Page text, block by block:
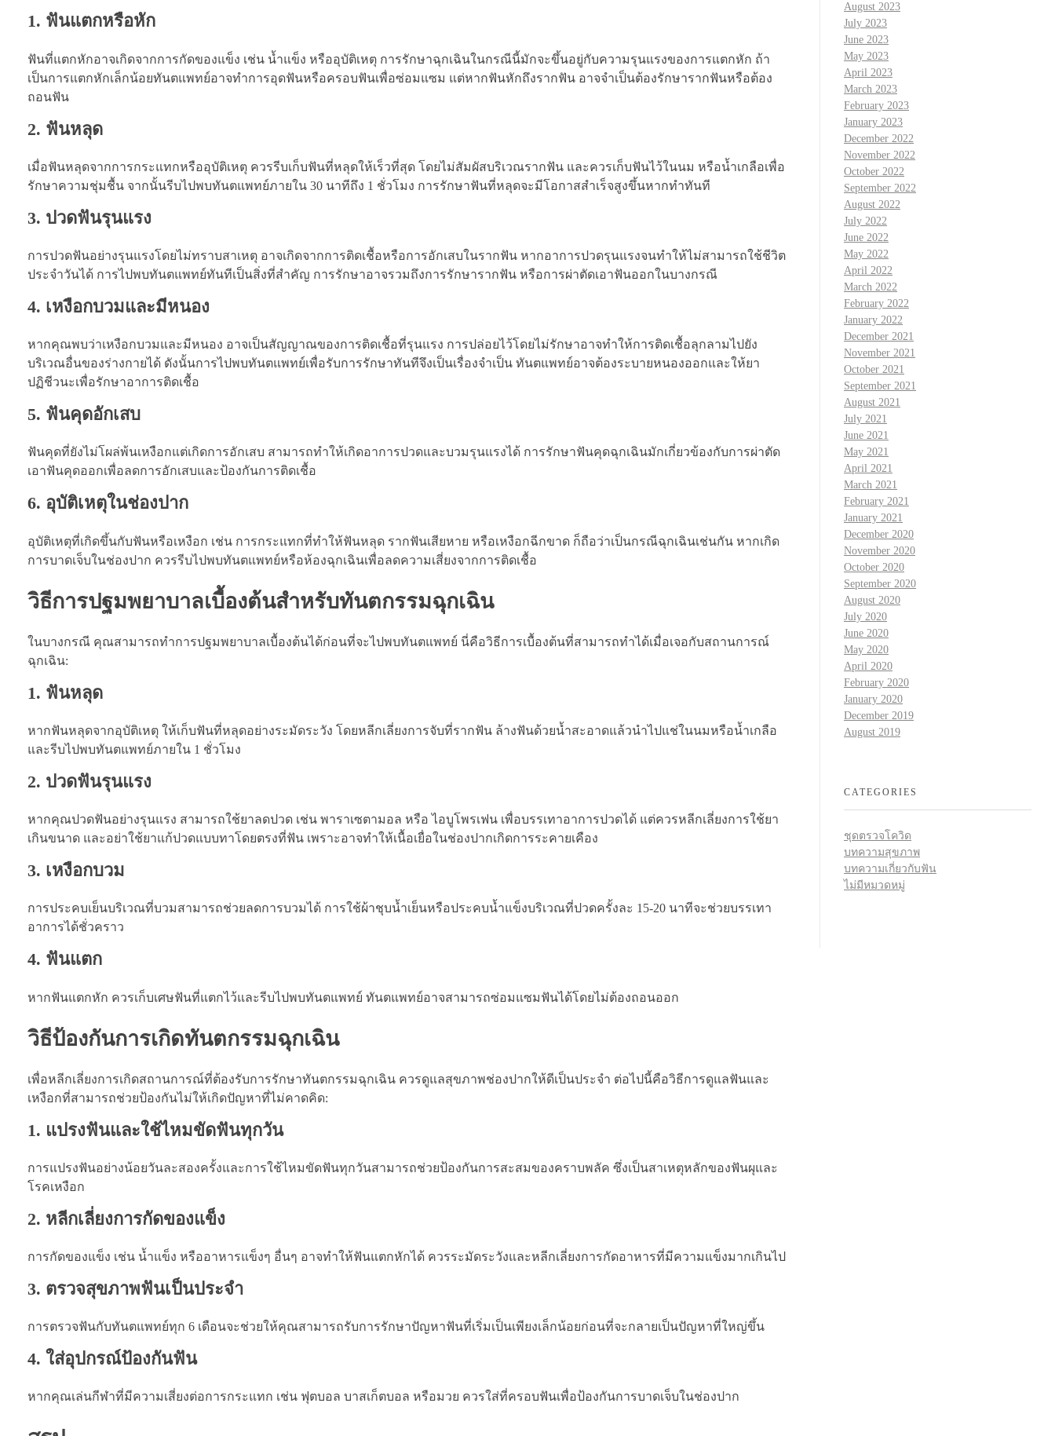
1. ฟันแตกหรือหัก
ฟันที่แตกหักอาจเกิดจากการกัดของแข็ง เช่น น้ำแข็ง หรืออุบัติเหตุ การรักษาฉุกเฉินในกรณีนี้มักจะขึ้นอยู่กับความรุนแรงของการแตกหัก ถ้า
เป็นการแตกหักเล็กน้อยทันตแพทย์อาจทำการอุดฟันหรือครอบฟันเพื่อซ่อมแซม แต่หากฟันหักถึงรากฟัน อาจจำเป็นต้องรักษารากฟันหรือต้อง
ถอนฟัน
2. ฟันหลุด
เมื่อฟันหลุดจากการกระแทกหรืออุบัติเหตุ ควรรีบเก็บฟันที่หลุดให้เร็วที่สุด โดยไม่สัมผัสบริเวณรากฟัน และควรเก็บฟันไว้ในนม หรือน้ำเกลือเพื่อ
รักษาความชุ่มชื้น จากนั้นรีบไปพบทันตแพทย์ภายใน 30 นาทีถึง 1 ชั่วโมง การรักษาฟันที่หลุดจะมีโอกาสสำเร็จสูงขึ้นหากทำทันที
3. ปวดฟันรุนแรง
การปวดฟันอย่างรุนแรงโดยไม่ทราบสาเหตุ อาจเกิดจากการติดเชื้อหรือการอักเสบในรากฟัน หากอาการปวดรุนแรงจนทำให้ไม่สามารถใช้ชีวิต
ประจำวันได้ การไปพบทันตแพทย์ทันทีเป็นสิ่งที่สำคัญ การรักษาอาจรวมถึงการรักษารากฟัน หรือการผ่าตัดเอาฟันออกในบางกรณี
4. เหงือกบวมและมีหนอง
หากคุณพบว่าเหงือกบวมและมีหนอง อาจเป็นสัญญาณของการติดเชื้อที่รุนแรง การปล่อยไว้โดยไม่รักษาอาจทำให้การติดเชื้อลุกลามไปยัง
บริเวณอื่นของร่างกายได้ ดังนั้นการไปพบทันตแพทย์เพื่อรับการรักษาทันทีจึงเป็นเรื่องจำเป็น ทันตแพทย์อาจต้องระบายหนองออกและให้ยา
ปฏิชีวนะเพื่อรักษาอาการติดเชื้อ
5. ฟันคุดอักเสบ
ฟันคุดที่ยังไม่โผล่พ้นเหงือกแต่เกิดการอักเสบ สามารถทำให้เกิดอาการปวดและบวมรุนแรงได้ การรักษาฟันคุดฉุกเฉินมักเกี่ยวข้องกับการผ่าตัด
เอาฟันคุดออกเพื่อลดการอักเสบและป้องกันการติดเชื้อ
6. อุบัติเหตุในช่องปาก
อุบัติเหตุที่เกิดขึ้นกับฟันหรือเหงือก เช่น การกระแทกที่ทำให้ฟันหลุด รากฟันเสียหาย หรือเหงือกฉีกขาด ก็ถือว่าเป็นกรณีฉุกเฉินเช่นกัน หากเกิด
การบาดเจ็บในช่องปาก ควรรีบไปพบทันตแพทย์หรือห้องฉุกเฉินเพื่อลดความเสี่ยงจากการติดเชื้อ
วิธีการปฐมพยาบาลเบื้องต้นสำหรับทันตกรรมฉุกเฉิน
ในบางกรณี คุณสามารถทำการปฐมพยาบาลเบื้องต้นได้ก่อนที่จะไปพบทันตแพทย์ นี่คือวิธีการเบื้องต้นที่สามารถทำได้เมื่อเจอกับสถานการณ์
ฉุกเฉิน:
1. ฟันหลุด
หากฟันหลุดจากอุบัติเหตุ ให้เก็บฟันที่หลุดอย่างระมัดระวัง โดยหลีกเลี่ยงการจับที่รากฟัน ล้างฟันด้วยน้ำสะอาดแล้วนำไปแช่ในนมหรือน้ำเกลือ
และรีบไปพบทันตแพทย์ภายใน 1 ชั่วโมง
2. ปวดฟันรุนแรง
หากคุณปวดฟันอย่างรุนแรง สามารถใช้ยาลดปวด เช่น พาราเซตามอล หรือ ไอบูโพรเฟน เพื่อบรรเทาอาการปวดได้ แต่ควรหลีกเลี่ยงการใช้ยา
เกินขนาด และอย่าใช้ยาแก้ปวดแบบทาโดยตรงที่ฟัน เพราะอาจทำให้เนื้อเยื่อในช่องปากเกิดการระคายเคือง
3. เหงือกบวม
การประคบเย็นบริเวณที่บวมสามารถช่วยลดการบวมได้ การใช้ผ้าชุบน้ำเย็นหรือประคบน้ำแข็งบริเวณที่ปวดครั้งละ 15-20 นาทีจะช่วยบรรเทา
อาการได้ชั่วคราว
4. ฟันแตก
หากฟันแตกหัก ควรเก็บเศษฟันที่แตกไว้และรีบไปพบทันตแพทย์ ทันตแพทย์อาจสามารถซ่อมแซมฟันได้โดยไม่ต้องถอนออก
วิธีป้องกันการเกิดทันตกรรมฉุกเฉิน
เพื่อหลีกเลี่ยงการเกิดสถานการณ์ที่ต้องรับการรักษาทันตกรรมฉุกเฉิน ควรดูแลสุขภาพช่องปากให้ดีเป็นประจำ ต่อไปนี้คือวิธีการดูแลฟันและ
เหงือกที่สามารถช่วยป้องกันไม่ให้เกิดปัญหาที่ไม่คาดคิด:
1. แปรงฟันและใช้ไหมขัดฟันทุกวัน
การแปรงฟันอย่างน้อยวันละสองครั้งและการใช้ไหมขัดฟันทุกวันสามารถช่วยป้องกันการสะสมของคราบพลัค ซึ่งเป็นสาเหตุหลักของฟันผุและ
โรคเหงือก
2. หลีกเลี่ยงการกัดของแข็ง
การกัดของแข็ง เช่น น้ำแข็ง หรืออาหารแข็งๆ อื่นๆ อาจทำให้ฟันแตกหักได้ ควรระมัดระวังและหลีกเลี่ยงการกัดอาหารที่มีความแข็งมากเกินไป
3. ตรวจสุขภาพฟันเป็นประจำ
การตรวจฟันกับทันตแพทย์ทุก 6 เดือนจะช่วยให้คุณสามารถรับการรักษาปัญหาฟันที่เริ่มเป็นเพียงเล็กน้อยก่อนที่จะกลายเป็นปัญหาที่ใหญ่ขึ้น
4. ใส่อุปกรณ์ป้องกันฟัน
หากคุณเล่นกีฬาที่มีความเสี่ยงต่อการกระแทก เช่น ฟุตบอล บาสเก็ตบอล หรือมวย ควรใส่ที่ครอบฟันเพื่อป้องกันการบาดเจ็บในช่องปาก
August 2023
July 2023
June 2023
May 2023
April 2023
March 2023
February 2023
January 2023
December 2022
November 2022
October 2022
September 2022
August 2022
July 2022
June 2022
May 2022
April 2022
March 2022
February 2022
January 2022
December 2021
November 2021
October 2021
September 2021
August 2021
July 2021
June 2021
May 2021
April 2021
March 2021
February 2021
January 2021
December 2020
November 2020
October 2020
September 2020
August 2020
July 2020
June 2020
May 2020
April 2020
February 2020
January 2020
December 2019
August 2019
CATEGORIES
ชุดตรวจโควิด
บทความสุขภาพ
บทความเกี่ยวกับฟัน
ไม่มีหมวดหมู่